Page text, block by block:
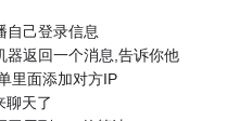
自己登录信息
器返回一个消息,告诉你他
里面添加对方IP
聊天了